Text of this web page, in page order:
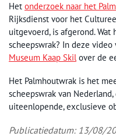
Het onderzoek naar het
Rijksdienst voor het
uitgevoerd, is afgerond.
scheepswrak? In deze
Museum Kaap Skilover de
Het Palmhoutwrak is het
scheepswrak van
uiteenlopende, exclusieve
Publicatiedatum: 13/08/